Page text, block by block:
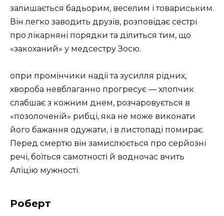
залишається бадьорим, веселим і товариським.
Він легко заводить друзів, розповідає сестрі
про лікарняні порядки та ділиться тим, що
«закоханий» у медсестру Зосю.
опри промінчики надії та зусилля рідних,
хвороба невблаганно прогресує — хлопчик
слабшає з кожним днем, розчаровується в
«позолоченій» рибці, яка не може виконати
його бажання одужати, і в листопаді помирає.
Перед смертю він замислюється про серйозні
речі, боїться самотності й водночас вчить
Аліцію мужності.
Роберт